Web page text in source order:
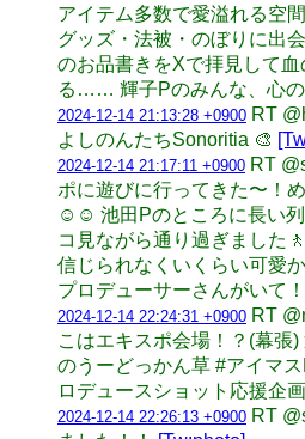
アイテム多数で愛溢れる空
グッズ・法被・のぼりに出
のお品書きをXで拝見して
る…… 輝子Pのみんな、心
2024-12-14 21:13:28 +0900 RT
よしのんたちSonoritia 🎨
2024-12-14 21:17:11 +0900 RT
ポに遊びに行ってきた〜！
☺️☺️ 池田Pのところに長い
コ見ながら通り過ぎました
信じられなくいくらい可愛
プロデューサーさんがいて
2024-12-14 22:24:31 +0900 RT
こはエキスポ会場！？(幕張
のうーどっかん草 #アイマ
ロデュースショット応援企画
2024-12-14 22:26:13 +0900 RT